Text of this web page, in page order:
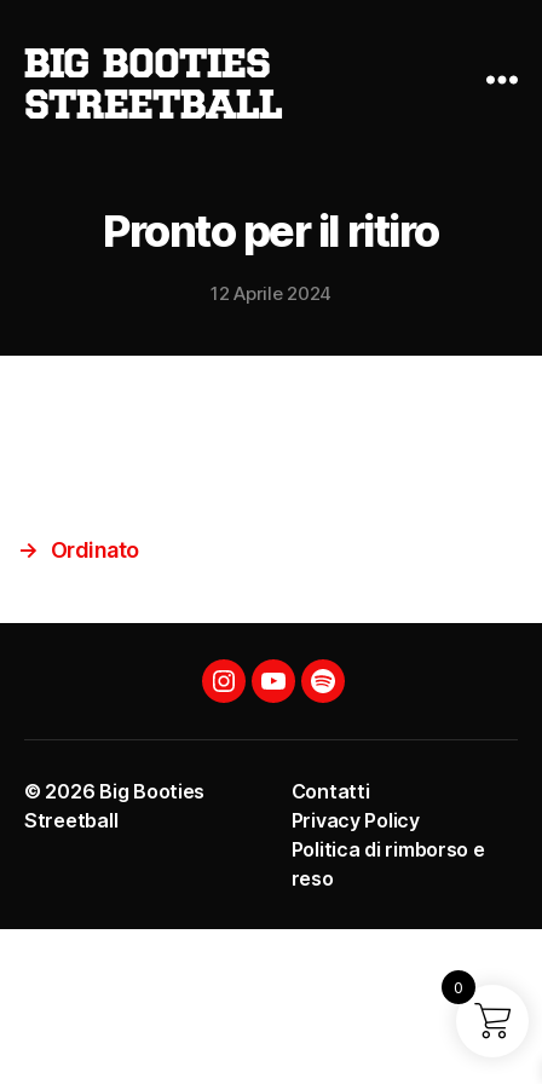
big booties
streetball
Pronto per il ritiro
12 Aprile 2024
→ Ordinato
Instagram
YouTubeSpotify
© 2026 Big Booties
Streetball
Contatti
Privacy Policy
Politica di rimborso e
reso
0